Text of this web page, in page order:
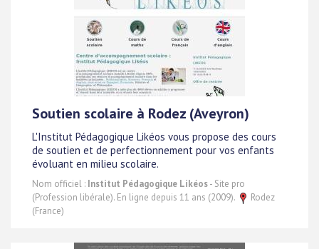
Soutien scolaire à Rodez (Aveyron)
L'Institut Pédagogique Likéos vous propose des cours
de soutien et de perfectionnement pour vos enfants
évoluant en milieu scolaire.
Nom officiel : Institut Pédagogique Likéos- Site pro
(Profession libérale). En ligne depuis 11 ans (2009).
Rodez
(France)